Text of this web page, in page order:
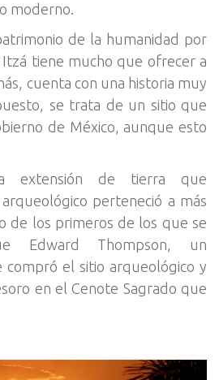
moderno.
de la humanidad por
Itzá tiene mucho que ofrecer a
cuenta con una historia muy
se trata de un sitio que
de México, aunque esto
extensión de tierra que
perteneció a más
de los primeros de los que se
Edward Thompson, un
compró el sitio arqueológico y
en el Cenote Sagrado que